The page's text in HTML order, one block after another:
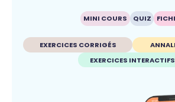
MINI COURS QUIZ
EXERCICES CORRIGÉS
EXERCICES INTERACTIFS